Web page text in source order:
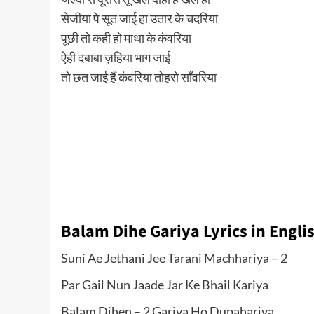
सेजीया पे सूत जाई हा उतार के चदरिया
पूछी तो कही हो माथा के कंवरिया
ऐही दबाबा ज़हिया भाग जाई
तो छत जाई हैं कंवरिया तोहरो साँवरिया
Balam Dihe Gariya Lyrics in
Suni Ae Jethani Jee Tarani Machhariya – 2
Par Gail Nun Jaade Jar Ke Bhail Kariya